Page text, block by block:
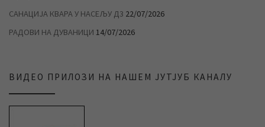
САНАЦИЈА КВАРА У НАСЕЉУ Д3 22/07/2026
РАДОВИ НА ДУВАНИЦИ 14/07/2026
ВИДЕО ПРИЛОЗИ НА НАШЕМ ЈУТЈУБ КАНАЛУ